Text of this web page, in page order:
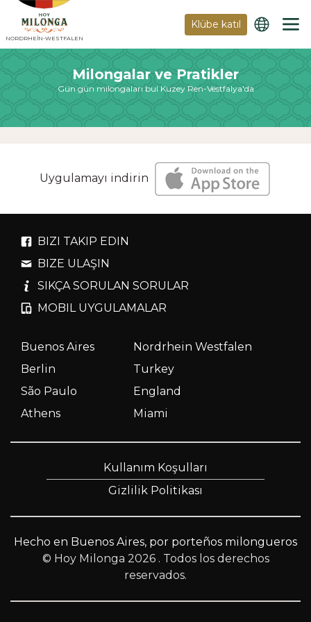
NORDRHEIN-WESTFALEN
Klübe katıl
Milongalar ve Pratikler
Gün gün milongaları bul Kuzey Ren-Vestfalya'da
Uygulamayı indirin
BIZI TAKIP EDIN
BIZE ULAŞIN
SIKÇA SORULAN SORULAR
MOBIL UYGULAMALAR
Buenos Aires
Nordrhein Westfalen
Berlin
Turkey
São Paulo
England
Athens
Miami
Kullanım Koşulları
Gizlilik Politikası
Hecho en Buenos Aires, por porteños milongueros
© Hoy Milonga 2026 . Todos los derechos
reservados.